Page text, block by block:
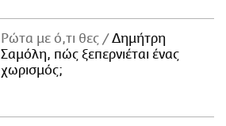
Ρώτα με ό,τι θες
Δημήτρη
Σαμόλη, πώς ξεπερνιέται ένας
χωρισμός;